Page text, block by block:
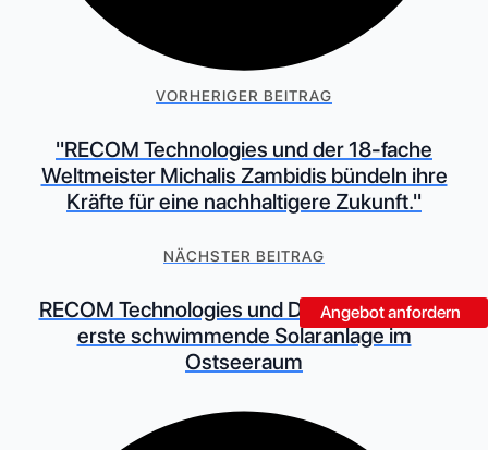
Angebot anfordern
VORHERIGER BEITRAG
"RECOM Technologies und der 18-fache
Weltmeister Michalis Zambidis bündeln ihre
Kräfte für eine nachhaltigere Zukunft."
NÄCHSTER BEITRAG
RECOM Technologies und DEREX bauen die
erste schwimmende Solaranlage im
Ostseeraum